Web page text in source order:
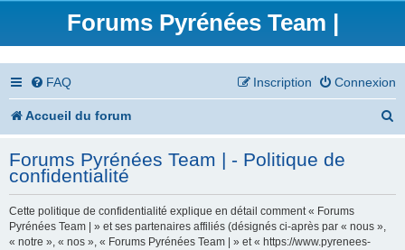
Forums Pyrénées Team |
FAQ Connexion
Inscription
Accueil du forum
h
Forums Pyrénées Team | - Politique de
confidentialité
Cette politique de confidentialité explique en détail comment « Forums
Pyrénées Team | » et ses partenaires affiliés (désignés ci-après par « nous »,
« notre », « nos », « Forums Pyrénées Team | » et « https://www.pyrenees-